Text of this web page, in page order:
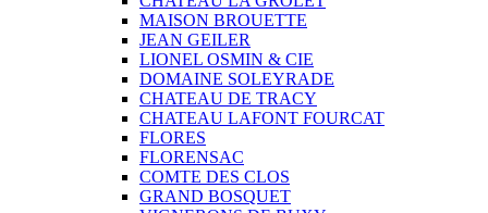
MAISON BROUETTE
JEAN GEILER
LIONEL OSMIN & CIE
DOMAINE SOLEYRADE
CHATEAU DE TRACY
CHATEAU LAFONT FOURCAT
FLORES
FLORENSAC
COMTE DES CLOS
GRAND BOSQUET